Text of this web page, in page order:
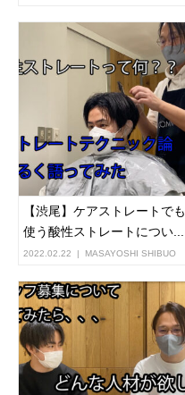
【渋尾】ケアストレートでも
使う酸性ストレートについ...
2022.02.22 MASAYOSHI SHIBUO